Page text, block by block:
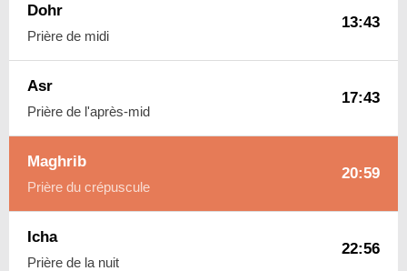
Dohr
Prière de midi
13:43
Asr
Prière de l'après-mid
17:43
Maghrib
Prière du crépuscule
20:59
Icha
Prière de la nuit
22:56